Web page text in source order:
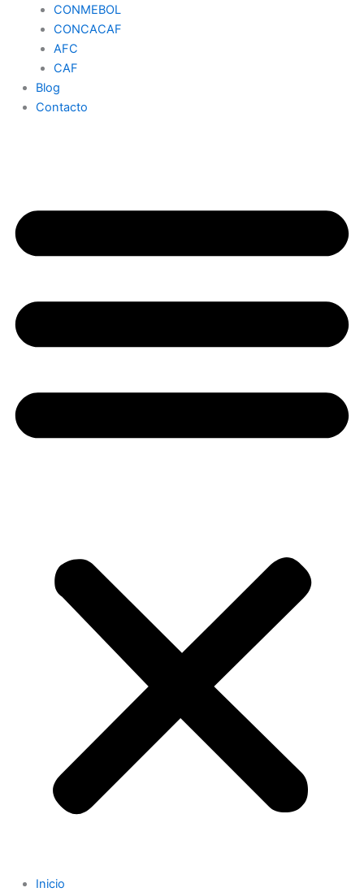
CONMEBOL
CONCACAF
AFC
CAF
Blog
Contacto
Inicio